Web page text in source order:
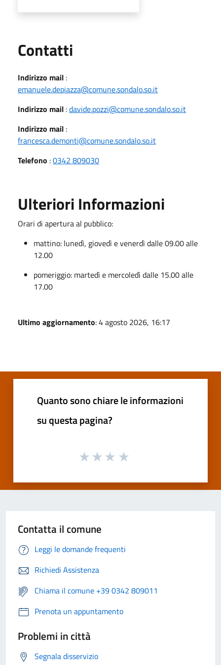
Contatti
Indirizzo mail :
emanuele.depiazza@comune.sondalo.so.it
Indirizzo mail :davide.pozzi@comune.sondalo.so.it
Indirizzo mail :
francesca.demonti@comune.sondalo.so.it
Telefono :0342 809030
Ulteriori Informazioni
Orari di apertura al pubblico:
mattino: lunedì, giovedì e venerdì dalle 09.00 alle
12.00
pomeriggio: martedì e mercoledì dalle 15.00 alle
17.00
Ultimo aggiornamento: 4 agosto 2026, 16:17
Quanto sono chiare le informazioni
su questa pagina?
Contatta il comune
Leggi le domande frequenti
Richiedi Assistenza
Chiama il comune +39 0342 809011
Prenota un appuntamento
Problemi in città
Segnala disservizio